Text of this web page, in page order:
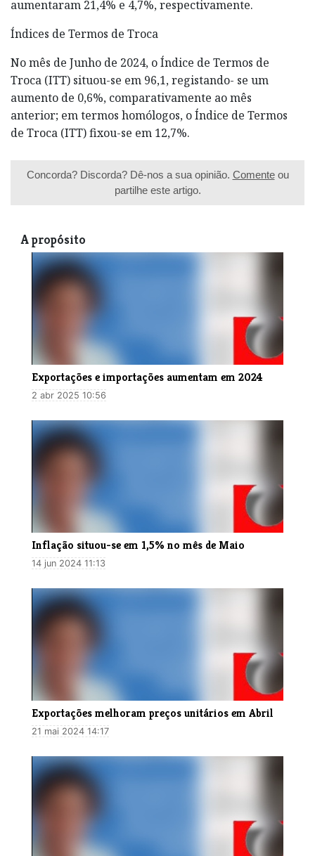
aumentaram 21,4% e 4,7%, respectivamente.
Índices de Termos de Troca
No mês de Junho de 2024, o Índice de Termos de
Troca (ITT) situou-se em 96,1, registando- se um
aumento de 0,6%, comparativamente ao mês
anterior; em termos homólogos, o Índice de Termos
de Troca (ITT) fixou-se em 12,7%.
Concorda? Discorda? Dê-nos a sua opinião. Comenteou
partilhe este artigo.
A propósito
Exportações e importações aumentam em 2024
2 abr 2025 10:56
Inflação situou-se em 1,5% no mês de Maio
14 jun 2024 11:13
Exportações melhoram preços unitários em Abril
21 mai 2024 14:17